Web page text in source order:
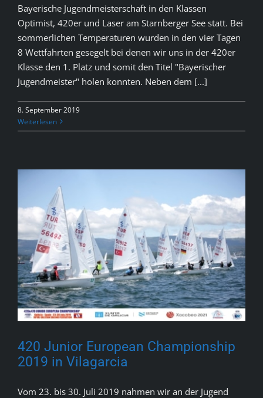
Bayerische Jugendmeisterschaft in den Klassen
Optimist, 420er und Laser am Starnberger See statt. Bei
sommerlichen Temperaturen wurden in den vier Tagen
8 Wettfahrten gesegelt bei denen wir uns in der 420er
Klasse den 1. Platz und somit den Titel "Bayerischer
Jugendmeister" holen konnten. Neben dem [...]
8. September 2019
Weiterlesen
420 Junior European Championship
2019 in Vilagarcia
Vom 23. bis 30. Juli 2019 nahmen wir an der Jugend